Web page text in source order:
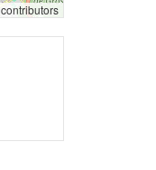
contributors